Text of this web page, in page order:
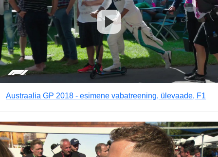
Austraalia GP 2018 - esimene vabatreening, ülevaade, F1